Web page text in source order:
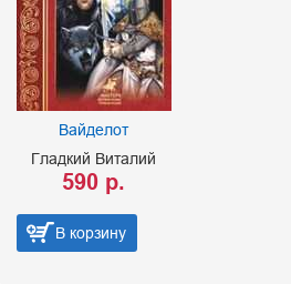
Вайделот
Гладкий Виталий
590 р.
В корзину